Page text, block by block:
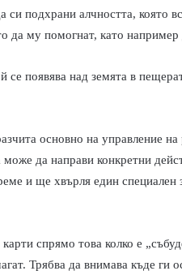
си подхрани алчността, която
да му помогнат, като например
се появява над земята в
основно на управление
може да направи конкретни
и ще хвърля един специален
спрямо това колко е
Трябва да внимава къде ги